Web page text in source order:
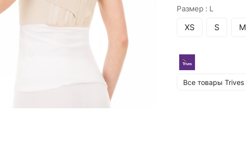
Размер : L
XS S M
Все товары Trives